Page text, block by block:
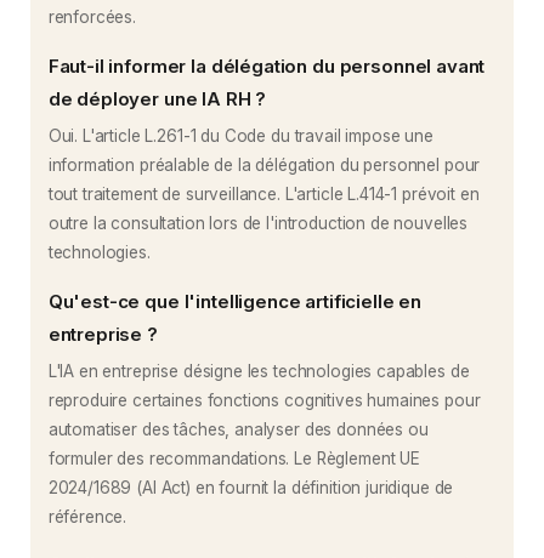
renforcées.
Faut-il informer la délégation du personnel avant
de déployer une IA RH ?
Oui. L'article L.261-1 du Code du travail impose une
information préalable de la délégation du personnel pour
tout traitement de surveillance. L'article L.414-1 prévoit en
outre la consultation lors de l'introduction de nouvelles
technologies.
Qu'est-ce que l'intelligence artificielle en
entreprise ?
L'IA en entreprise désigne les technologies capables de
reproduire certaines fonctions cognitives humaines pour
automatiser des tâches, analyser des données ou
formuler des recommandations. Le Règlement UE
2024/1689 (AI Act) en fournit la définition juridique de
référence.